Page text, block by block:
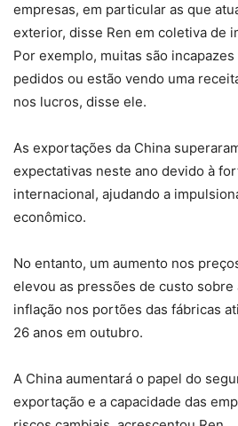
empresas, em particular as que
exterior, disse Ren em coletiva de
Por exemplo, muitas são
pedidos ou estão vendo uma
nos lucros, disse ele.
As exportações da China
expectativas neste ano devido à
internacional, ajudando a
econômico.
No entanto, um aumento nos
elevou as pressões de custo sobre
inflação nos portões das fábricas
26 anos em outubro.
A China aumentará o papel do
exportação e a capacidade das